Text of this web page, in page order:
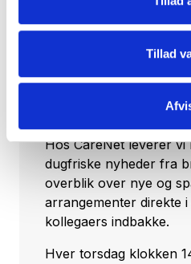
Tillad
Tilmeld dig vores
Vil du opdateres på,
Hos CareNet leverer vi
dugfriske nyheder fra
overblik over nye og
arrangementer direkte i
kollegaers indbakke.
Hver torsdag klokken